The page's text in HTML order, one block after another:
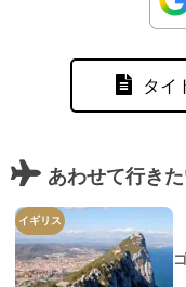
タイ
あわせて行き
イギリス